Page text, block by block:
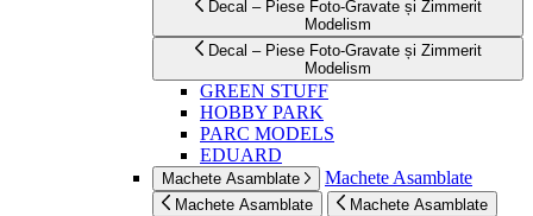
Decal – Piese Foto-Gravate și Zimmerit
Modelism
Decal – Piese Foto-Gravate și Zimmerit
Modelism
GREEN STUFF
HOBBY PARK
PARC MODELS
EDUARD
Machete Asamblate Machete Asamblate
Machete Asamblate Machete Asamblate